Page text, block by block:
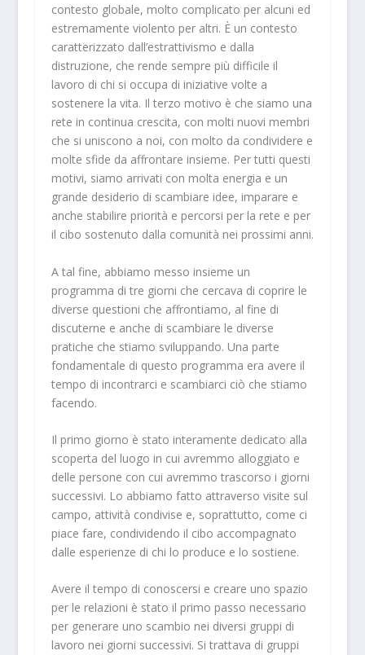
contesto globale, molto complicato per alcuni ed
estremamente violento per altri. È un contesto
caratterizzato dall’estrattivismo e dalla
distruzione, che rende sempre più difficile il
lavoro di chi si occupa di iniziative volte a
sostenere la vita. Il terzo motivo è che siamo una
rete in continua crescita, con molti nuovi membri
che si uniscono a noi, con molto da condividere e
molte sfide da affrontare insieme. Per tutti questi
motivi, siamo arrivati con molta energia e un
grande desiderio di scambiare idee, imparare e
anche stabilire priorità e percorsi per la rete e per
il cibo sostenuto dalla comunità nei prossimi anni.
A tal fine, abbiamo messo insieme un
programma di tre giorni che cercava di coprire le
diverse questioni che affrontiamo, al fine di
discuterne e anche di scambiare le diverse
pratiche che stiamo sviluppando. Una parte
fondamentale di questo programma era avere il
tempo di incontrarci e scambiarci ciò che stiamo
facendo.
Il primo giorno è stato interamente dedicato alla
scoperta del luogo in cui avremmo alloggiato e
delle persone con cui avremmo trascorso i giorni
successivi. Lo abbiamo fatto attraverso visite sul
campo, attività condivise e, soprattutto, come ci
piace fare, condividendo il cibo accompagnato
dalle esperienze di chi lo produce e lo sostiene.
Avere il tempo di conoscersi e creare uno spazio
per le relazioni è stato il primo passo necessario
per generare uno scambio nei diversi gruppi di
lavoro nei giorni successivi. Si trattava di gruppi